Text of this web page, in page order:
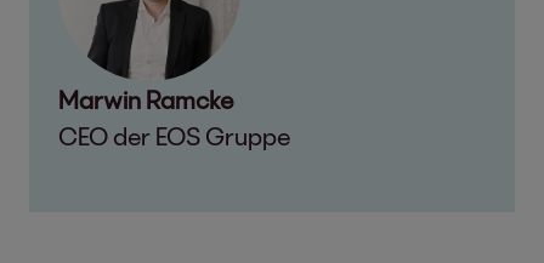
Marwin Ramcke
CEO der EOS Gruppe